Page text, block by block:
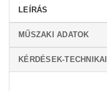
LEÍRÁS
MŰSZAKI ADATOK
KÉRDÉSEK-